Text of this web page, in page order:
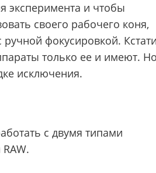
эксперимента и чтобы
своего рабочего коня,
фокусировкой.
только ее и имеют.
исключения.
с двумя типами